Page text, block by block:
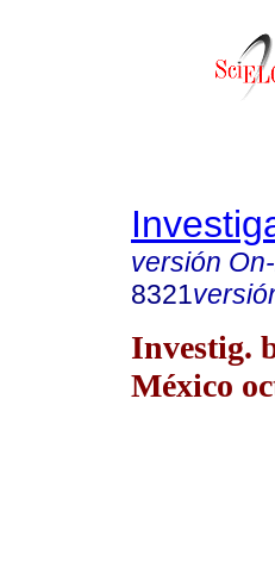
versión
8321
Investig.
México